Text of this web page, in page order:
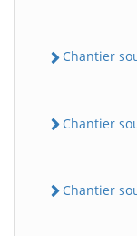
Chantier
Chantier
Chantier